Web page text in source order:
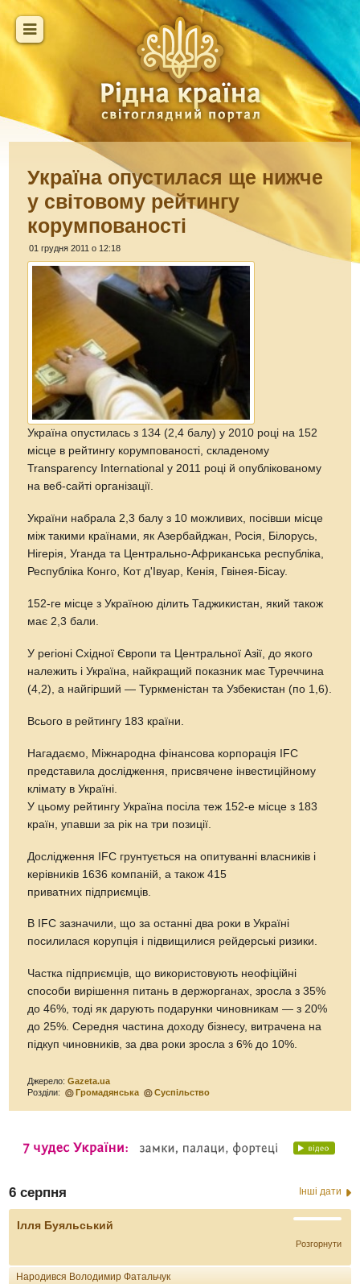
Україна опустилася ще нижче
у світовому рейтингу
корумпованості
01 грудня 2011 о 12:18
Україна опустилась з 134 (2,4 балу) у 2010 році на 152
місце в рейтингу корумпованості, складеному
Transparency International у 2011 році й опублікованому
на веб-сайті організації.
України набрала 2,3 балу з 10 можливих, посівши місце
між такими країнами, як Азербайджан, Росія, Білорусь,
Нігерія, Уганда та Центрально-Африканська республіка,
Республіка Конго, Кот д'Івуар, Кенія, Гвінея-Бісау.
152-ге місце з Україною ділить Таджикистан, який також
має 2,3 бали.
У регіоні Східної Європи та Центральної Азії, до якого
належить і Україна, найкращий показник має Туреччина
(4,2), а найгірший — Туркменістан та Узбекистан (по 1,6).
Всього в рейтингу 183 країни.
Нагадаємо, Міжнародна фінансова корпорація IFC
представила дослідження, присвячене інвестиційному
клімату в Україні.
У цьому рейтингу Україна посіла теж 152-е місце з 183
країн, упавши за рік на три позиції.
Дослідження IFC грунтується на опитуванні власників і
керівників 1636 компаній, а також 415
приватних підприємців.
В IFC зазначили, що за останні два роки в Україні
посилилася корупція і підвищилися рейдерські ризики.
Частка підприємців, що використовують неофіційні
способи вирішення питань в держорганах, зросла з 35%
до 46%, тоді як дарують подарунки чиновникам — з 20%
до 25%. Середня частина доходу бізнесу, витрачена на
підкуп чиновників, за два роки зросла з 6% до 10%.
Джерело:Gazeta.ua
Розділи:
Громадянська Суспільство
6 серпня Інші дати
Ілля Буяльський
Розгорнути
Народився Володимир Фатальчук